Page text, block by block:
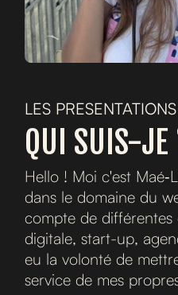
LES PRESENTATIONS
QUI SUIS-JE
Hello ! Moi c'est Maé‑L
dans le domaine du w
compte de différentes
digitale, start-up, agen
eu la volonté de mettr
service de mes propre